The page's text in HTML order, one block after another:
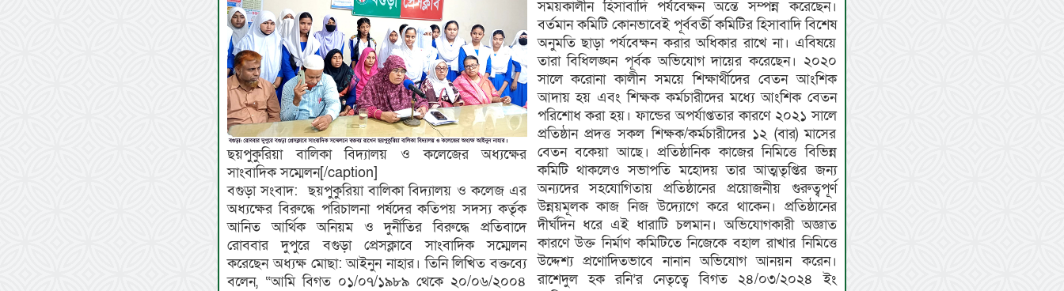
ছয়পুকুরিয়া বালিকা বিদ্যালয় ও কলেজের অধ্যক্ষের
সাংবাদিক সম্মেলন[/caption]
বগুড়া সংবাদ: ছয়পুকুরিয়া বালিকা বিদ্যালয় ও কলেজ এর
অধ্যক্ষের বিরুদ্ধে পরিচালনা পর্ষদের কতিপয় সদস্য কর্তৃক
আনিত আর্থিক অনিয়ম ও দুর্নীতির বিরুদ্ধে প্রতিবাদে
রোববার দুপুরে বগুড়া প্রেসক্লাবে সাংবাদিক সম্মেলন
করেছেন অধ্যক্ষ মোছা: আইনুন নাহার। তিনি লিখিত বক্তব্যে
বলেন, “আমি বিগত ০১/০৭/১৯৮৯ থেকে ২০/০৬/২০০৪
সময়কালীন হিসাবাদি পর্যবেক্ষন অন্তে সম্পন্ন করেছেন।
বর্তমান কমিটি কোনভাবেই পূর্ববর্তী কমিটির হিসাবাদি বিশেষ
অনুমতি ছাড়া পর্যবেক্ষন করার অধিকার রাখে না। এবিষয়ে
তারা বিধিলঙ্ঘন পূর্বক অভিযোগ দায়ের করেছেন। ২০২০
সালে করোনা কালীন সময়ে শিক্ষার্থীদের বেতন আংশিক
আদায় হয় এবং শিক্ষক কর্মচারীদের মধ্যে আংশিক বেতন
পরিশোধ করা হয়। ফান্ডের অপর্যাপ্ততার কারণে ২০২১ সালে
প্রতিষ্ঠান প্রদত্ত সকল শিক্ষক/কর্মচারীদের ১২ (বার) মাসের
বেতন বকেয়া আছে। প্রতিষ্ঠানিক কাজের নিমিত্তে বিভিন্ন
কমিটি থাকলেও সভাপতি মহোদয় তার আত্মতৃপ্তির জন্য
অন্যদের সহযোগিতায় প্রতিষ্ঠানের প্রয়োজনীয় গুরুত্বপূর্ণ
উন্নয়মূলক কাজ নিজ উদ্যোগে করে থাকেন। প্রতিষ্ঠানের
দীর্ঘদিন ধরে এই ধারাটি চলমান। অভিযোগকারী অজ্ঞাত
কারণে উক্ত নির্মাণ কমিটিতে নিজেকে বহাল রাখার নিমিত্তে
উদ্দেশ্য প্রণোদিতভাবে নানান অভিযোগ আনয়ন করেন।
রাশেদুল হক রনি’র নেতৃত্বে বিগত ২৪/০৩/২০২৪ ইং